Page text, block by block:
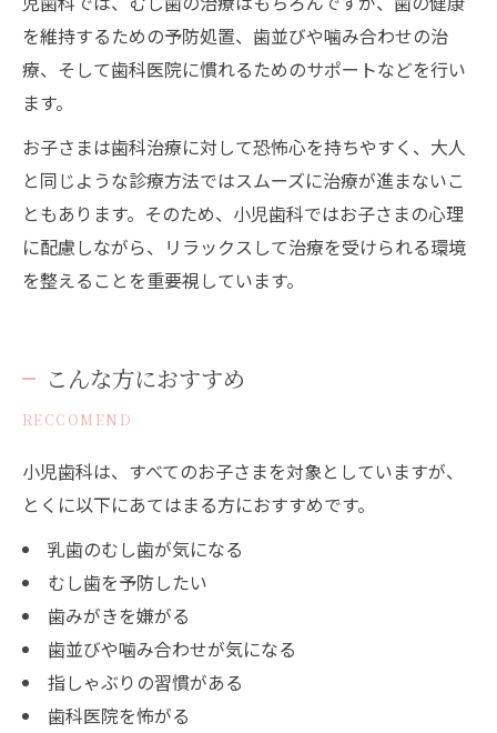
を維持するための予防処置、歯並びや噛み合わせの治
療、そして歯科医院に慣れるためのサポートなどを行い
ます。
お子さまは歯科治療に対して恐怖心を持ちやすく、大人
と同じような診療方法ではスムーズに治療が進まないこ
ともあります。そのため、小児歯科ではお子さまの心理
に配慮しながら、リラックスして治療を受けられる環境
を整えることを重要視しています。
こんな方におすすめ
RECCOMEND
小児歯科は、すべてのお子さまを対象としていますが、
とくに以下にあてはまる方におすすめです。
乳歯のむし歯が気になる
むし歯を予防したい
歯みがきを嫌がる
歯並びや噛み合わせが気になる
指しゃぶりの習慣がある
歯科医院を怖がる